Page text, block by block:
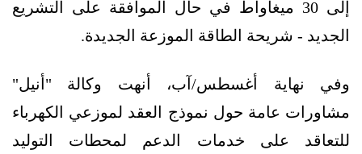
إلى 30 ميغاواط في حال الموافقة على التشريع
الجديد - شريحة الطاقة الموزعة الجديدة.
وفي نهاية أغسطس/آب، أنهت وكالة "أنيل"
مشاورات عامة حول نموذج العقد لموزعي الكهرباء
للتعاقد على خدمات الدعم لمحطات التوليد